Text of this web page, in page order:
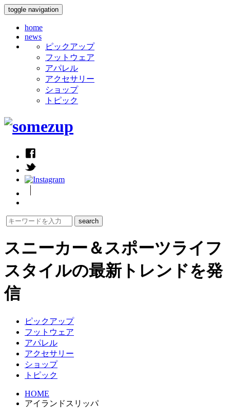
toggle navigation
home
news
ピックアップ
フットウェア
アパレル
アクセサリー
ショップ
トピック
スニーカー＆スポーツライフ
スタイルの最新トレンドを発
信
ピックアップ
フットウェア
アパレル
アクセサリー
ショップ
トピック
HOME
アイランドスリッパ